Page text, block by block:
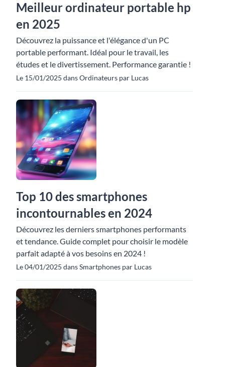
Meilleur ordinateur portable hp
en 2025
Découvrez la puissance et l'élégance d'un PC
portable performant. Idéal pour le travail, les
études et le divertissement. Performance garantie !
Le 15/01/2025 dans Ordinateurs par Lucas
Top 10 des smartphones
incontournables en 2024
Découvrez les derniers smartphones performants
et tendance. Guide complet pour choisir le modèle
parfait adapté à vos besoins en 2024 !
Le 04/01/2025 dans Smartphones par Lucas